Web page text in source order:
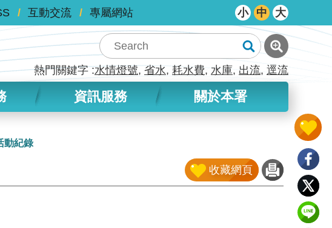
互動交流 專屬網站 小 中 大
熱門關鍵字 水情燈號 省水 耗水費 水庫 出流 逕流
資訊服務 關於本署
動紀錄
收藏網頁